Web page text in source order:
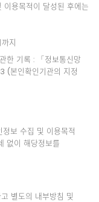
용목적이 달성된 후에는
지
한 기록 : 「정보통신망
(본인확인기관의 지정
보 수집 및 이용목적
없이 해당정보를
별도의 내부방침 및